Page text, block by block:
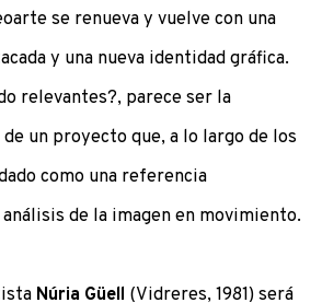
se renueva y vuelve con una
y una nueva identidad gráfica.
relevantes?, parece ser la
un proyecto que, a lo largo de los
como una referencia
de la imagen en movimiento.
Núria Güell (Vidreres, 1981) será